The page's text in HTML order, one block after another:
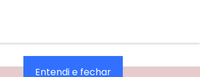
Entendi e fechar